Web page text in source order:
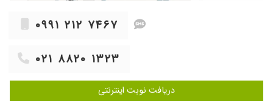
۰۹۹۱ ۲۱۲ ۷۴۶۷
۰۲۱ ۸۸۲۰ ۱۳۲۳
دریافت نوبت اینترنتی